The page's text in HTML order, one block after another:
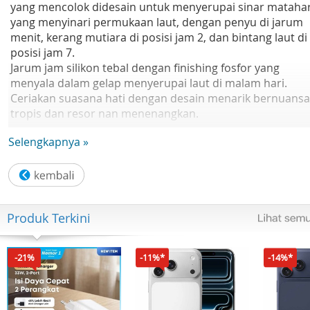
yang mencolok didesain untuk menyerupai sinar
yang menyinari permukaan laut, dengan penyu di jarum
menit, kerang mutiara di posisi jam 2, dan bintang laut di
posisi jam 7.
Jarum jam silikon tebal dengan finishing fosfor yang
menyala dalam gelap menyerupai laut di malam hari.
Ceriakan suasana hati dengan desain menarik bernuansa
tropis dan resor nan menenangkan.
Ukuran casing (P× L× T): 45.2 × 41.5 × 10.1 mm
Bahan casing dan bezel: Resin
Tali Jam Tangan: Tali Jam Tangan Resin
Konstruksi: Tahan Guncangan
Ketahanan air: 100 meter
Catu daya dan masa pakai baterai: Perkiraan masa pakai
baterai: 3 tahun pada CR1025
Kaca: Kaca Mineral
Ukuran tali yang kompatibel: 125 hingga 180 mm
Fungsi: Neobrite
Selengkapnya »
Produk Terkini
-21% -11%* -14%*